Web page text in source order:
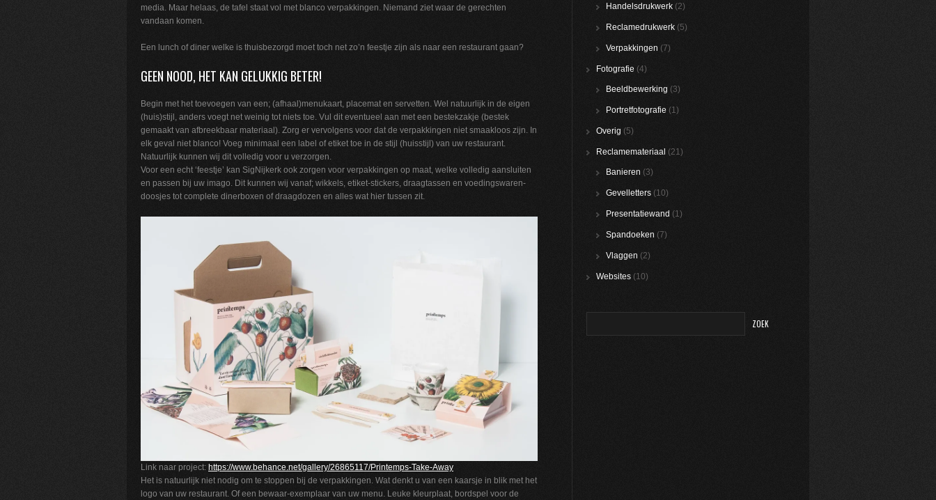
media. Maar helaas, de tafel staat vol met blanco verpakkingen. Niemand ziet waar de gerechten
vandaan komen.
Een lunch of diner welke is thuisbezorgd moet toch net zo’n feestje zijn als naar een restaurant gaan?
GEEN NOOD, HET KAN GELUKKIG BETER!
Begin met het toevoegen van een; (afhaal)menukaart, placemat en servetten. Wel natuurlijk in de eigen
(huis)stijl, anders voegt net weinig tot niets toe. Vul dit eventueel aan met een bestekzakje (bestek
gemaakt van afbreekbaar materiaal). Zorg er vervolgens voor dat de verpakkingen niet smaakloos zijn. In
elk geval niet blanco! Voeg minimaal een label of etiket toe in de stijl (huisstijl) van uw restaurant.
Natuurlijk kunnen wij dit volledig voor u verzorgen.
Voor een echt ‘feestje’ kan SigNijkerk ook zorgen voor verpakkingen op maat, welke volledig aansluiten
en passen bij uw imago. Dit kunnen wij vanaf; wikkels, etiket-stickers, draagtassen en voedingswaren-
doosjes tot complete dinerboxen of draagdozen en alles wat hier tussen zit.
Link naar project: https://www.behance.net/gallery/26865117/Printemps-Take-Away
Het is natuurlijk niet nodig om te stoppen bij de verpakkingen. Wat denkt u van een kaarsje in blik met het
logo van uw restaurant. Of een bewaar-exemplaar van uw menu. Leuke kleurplaat, bordspel voor de
Handelsdrukwerk (2)
Reclamedrukwerk (5)
Verpakkingen (7)
Fotografie (4)
Beeldbewerking (3)
Portretfotografie (1)
Overig (5)
Reclamemateriaal (21)
Banieren (3)
Gevelletters (10)
Presentatiewand (1)
Spandoeken (7)
Vlaggen (2)
Websites (10)